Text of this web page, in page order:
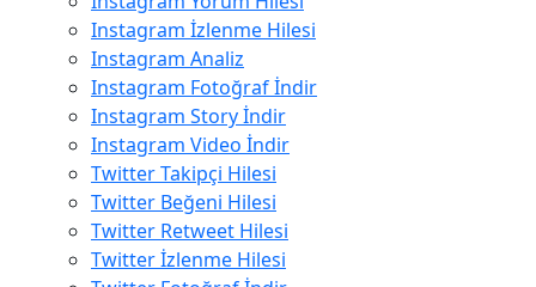
Instagram İzlenme Hilesi
Instagram Analiz
Instagram Fotoğraf İndir
Instagram Story İndir
Instagram Video İndir
Twitter Takipçi Hilesi
Twitter Beğeni Hilesi
Twitter Retweet Hilesi
Twitter İzlenme Hilesi